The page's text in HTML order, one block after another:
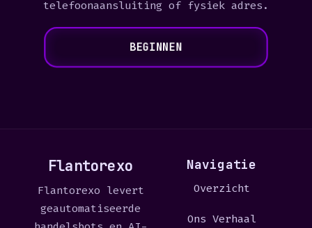
telefoonaansluiting of fysiek adres.
BEGINNEN
Flantorexo
Flantorexo levert
geautomatiseerde
Navigatie
Overzicht
Ons Verhaal